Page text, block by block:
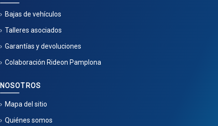
Bajas de vehículos
Talleres asociados
Garantías y devoluciones
Colaboración Rideon Pamplona
NOSOTROS
Mapa del sitio
Quiénes somos